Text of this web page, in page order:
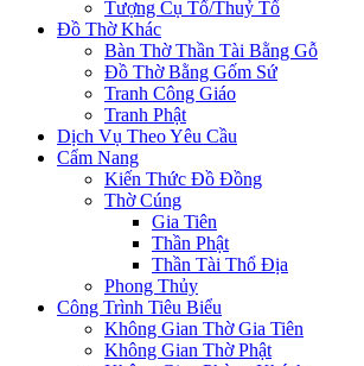
Tượng Cụ Tổ/Thuỷ Tổ
Đồ Thờ Khác
Bàn Thờ Thần Tài Bằng Gỗ
Đồ Thờ Bằng Gốm Sứ
Tranh Công Giáo
Tranh Phật
Dịch Vụ Theo Yêu Cầu
Cẩm Nang
Kiến Thức Đồ Đồng
Thờ Cúng
Gia Tiên
Thần Phật
Thần Tài Thổ Địa
Phong Thủy
Công Trình Tiêu Biểu
Không Gian Thờ Gia Tiên
Không Gian Thờ Phật